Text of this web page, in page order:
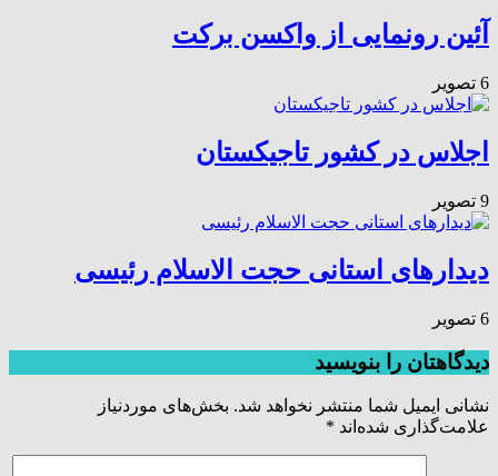
آئین رونمایی از واکسن برکت
6 تصویر
اجلاس در کشور تاجیکستان
9 تصویر
دیدارهای استانی حجت الاسلام رئیسی
6 تصویر
دیدگاهتان را بنویسید
نشانی ایمیل شما منتشر نخواهد شد. بخش‌های موردنیاز
علامت‌گذاری شده‌اند *